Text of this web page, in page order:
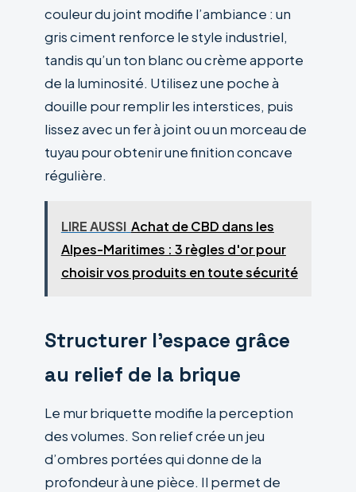
couleur du joint modifie l’ambiance : un
gris ciment renforce le style industriel,
tandis qu’un ton blanc ou crème apporte
de la luminosité. Utilisez une poche à
douille pour remplir les interstices, puis
lissez avec un fer à joint ou un morceau de
tuyau pour obtenir une finition concave
régulière.
LIRE AUSSI Achat de CBD dans les
Alpes-Maritimes : 3 règles d'or pour
choisir vos produits en toute sécurité
Structurer l’espace grâce
au relief de la brique
Le mur briquette modifie la perception
des volumes. Son relief crée un jeu
d’ombres portées qui donne de la
profondeur à une pièce. Il permet de